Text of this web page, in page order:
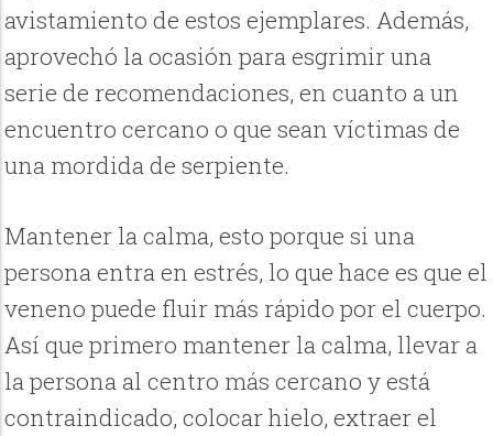
avistamiento de estos ejemplares. Además,
aprovechó la ocasión para esgrimir una
serie de recomendaciones, en cuanto a un
encuentro cercano o que sean víctimas de
una mordida de serpiente.
Mantener la calma, esto porque si una
persona entra en estrés, lo que hace es que el
veneno puede fluir más rápido por el cuerpo.
Así que primero mantener la calma, llevar a
la persona al centro más cercano y está
contraindicado, colocar hielo, extraer el